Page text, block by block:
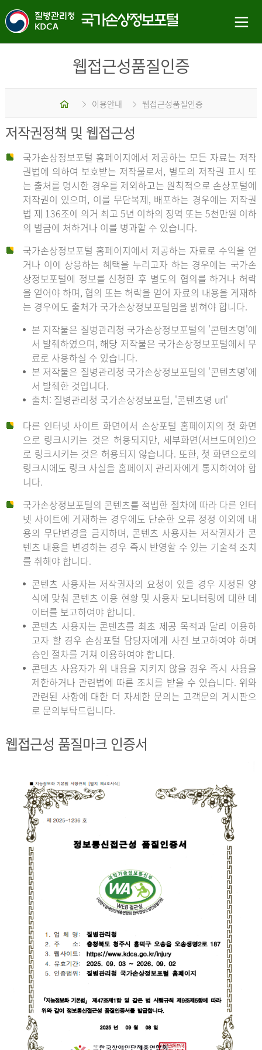
웹접근성품질인증
홈 이용안내 웹접근성품질인증
저작권정책 및 웹접근성
국가손상정보포털 홈페이지에서 제공하는 모든 자료는 저작
권법에 의하여 보호받는 저작물로서, 별도의 저작권 표시 또
는 출처를 명시한 경우를 제외하고는 원칙적으로 손상포털에
저작권이 있으며, 이를 무단복제, 배포하는 경우에는 저작권
법 제 136조에 의거 최고 5년 이하의 징역 또는 5천만원 이하
의 벌금에 처하거나 이를 병과할 수 있습니다.
국가손상정보포털 홈페이지에서 제공하는 자료로 수익을 얻
거나 이에 상응하는 혜택을 누리고자 하는 경우에는 국가손
상정보포털에 정보를 신청한 후 별도의 협의를 하거나 허락
을 얻어야 하며, 협의 또는 허락을 얻어 자료의 내용을 게재하
는 경우에도 출처가 국가손상정보포털임을 밝혀야 합니다.
본 저작물은 질병관리청 국가손상정보포털의 '콘텐츠명'에
서 발췌하였으며, 해당 저작물은 국가손상정보포털에서 무
료로 사용하실 수 있습니다.
본 저작물은 질병관리청 국가손상정보포털의 '콘텐츠명'에
서 발췌한 것입니다.
출처: 질병관리청 국가손상정보포털, '콘텐츠명 url'
다른 인터넷 사이트 화면에서 손상포털 홈페이지의 첫 화면
으로 링크시키는 것은 허용되지만, 세부화면(서브도메인)으
로 링크시키는 것은 허용되지 않습니다. 또한, 첫 화면으로의
링크시에도 링크 사실을 홈페이지 관리자에게 통지하여야 합
니다.
국가손상정보포털의 콘텐츠를 적법한 절차에 따라 다른 인터
넷 사이트에 게재하는 경우에도 단순한 오류 정정 이외에 내
용의 무단변경을 금지하며, 콘텐츠 사용자는 저작권자가 콘
텐츠 내용을 변경하는 경우 즉시 반영할 수 있는 기술적 조치
를 취해야 합니다.
콘텐츠 사용자는 저작권자의 요청이 있을 경우 지정된 양
식에 맞춰 콘텐츠 이용 현황 및 사용자 모니터링에 대한 데
이터를 보고하여야 합니다.
콘텐츠 사용자는 콘텐츠를 최초 제공 목적과 달리 이용하
고자 할 경우 손상포털 담당자에게 사전 보고하여야 하며
승인 절차를 거쳐 이용하여야 합니다.
콘텐츠 사용자가 위 내용을 지키지 않을 경우 즉시 사용을
제한하거나 관련법에 따른 조치를 받을 수 있습니다. 위와
관련된 사항에 대한 더 자세한 문의는 고객문의 게시판으
로 문의부탁드립니다.
웹접근성 품질마크 인증서